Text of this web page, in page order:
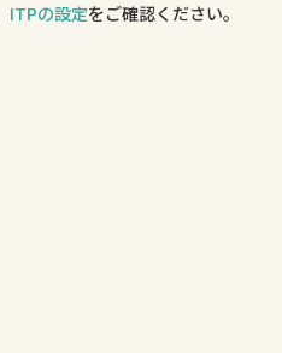
ITPの設定をご確認ください。